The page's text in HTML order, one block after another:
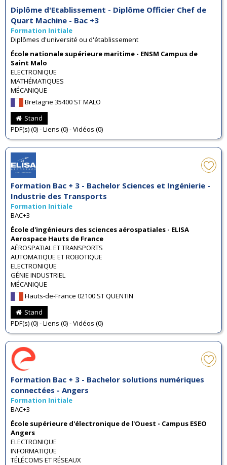
Diplôme d'Etablissement - Diplôme Officier Chef de
Quart Machine - Bac +3
Formation Initiale
Diplômes d'université ou d'établissement
École nationale supérieure maritime - ENSM Campus de
Saint Malo
ELECTRONIQUE
MATHÉMATIQUES
MÉCANIQUE
Bretagne 35400 ST MALO
Stand
PDF(s) (0) - Liens (0) - Vidéos (0)
Formation Bac + 3 - Bachelor Sciences et Ingénierie -
Industrie des Transports
Formation Initiale
BAC+3
École d'ingénieurs des sciences aérospatiales - ELISA
Aerospace Hauts de France
AÉROSPATIAL ET TRANSPORTS
AUTOMATIQUE ET ROBOTIQUE
ELECTRONIQUE
GÉNIE INDUSTRIEL
MÉCANIQUE
Hauts-de-France 02100 ST QUENTIN
Stand
PDF(s) (0) - Liens (0) - Vidéos (0)
Formation Bac + 3 - Bachelor solutions numériques
connectées - Angers
Formation Initiale
BAC+3
École supérieure d'électronique de l'Ouest - Campus ESEO
Angers
ELECTRONIQUE
INFORMATIQUE
TÉLÉCOMS ET RÉSEAUX